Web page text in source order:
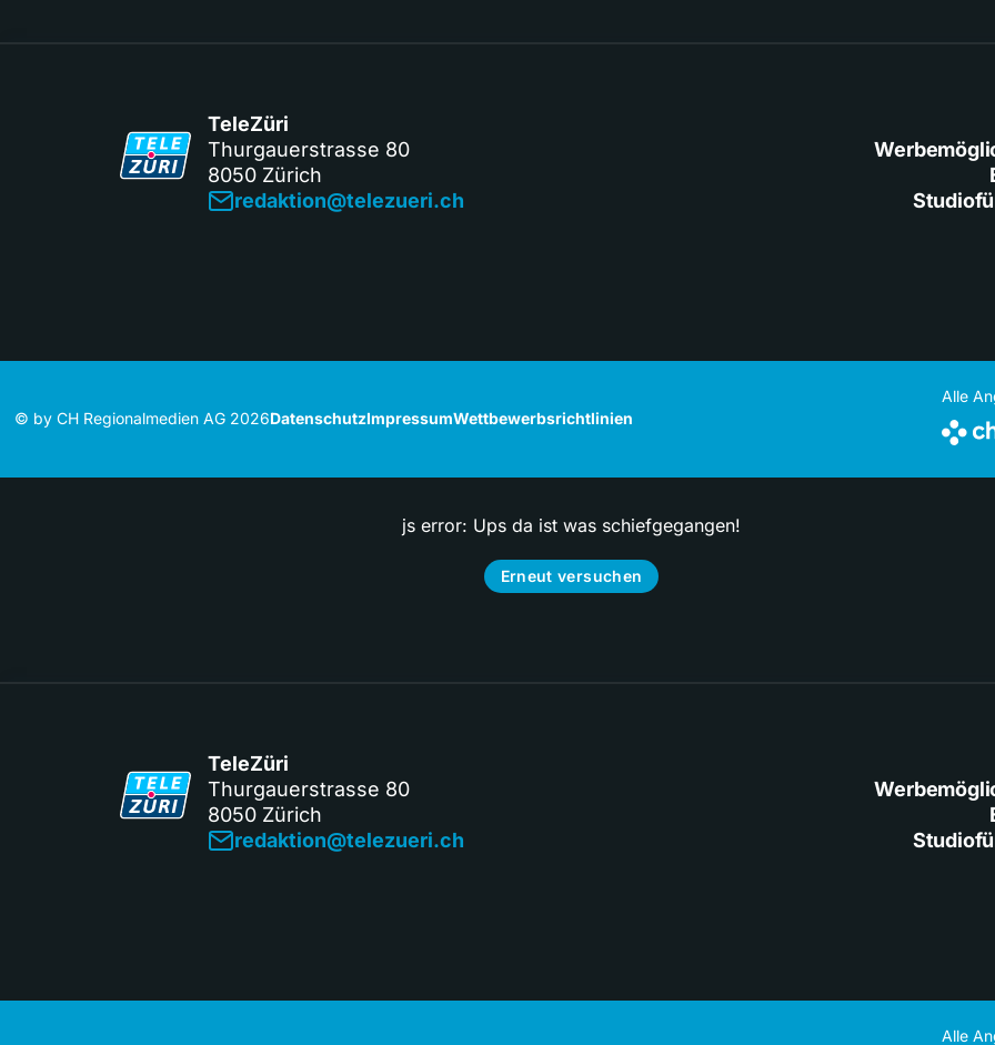
TeleZüri
Thurgauerstrasse 80
8050 Zürich
redaktion@telezueri.ch
© by CH Regionalmedien AG 2026DatenschutzImpressumWettbewerbsrichtlinien
Alle
js error: Ups da ist was schiefgegangen!
Erneut versuchen
TeleZüri
Thurgauerstrasse 80
8050 Zürich
redaktion@telezueri.ch
Alle